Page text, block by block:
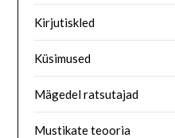
Kirjutiskled
Küsimused
Mägedel ratsutajad
Mustikate teooria